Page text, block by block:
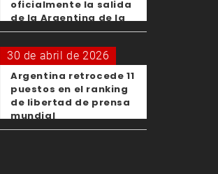
oficialmente la salida
de la Argentina de la
OMS
30 de abril de 2026
Argentina retrocede 11
puestos en el ranking
de libertad de prensa
mundial